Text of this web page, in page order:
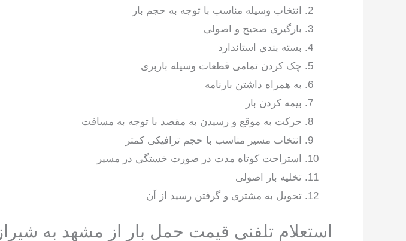
انتخاب وسیله مناسب با توجه به حجم بار
بارگیری صحیح و اصولی
بسته بندی استاندارد
چک کردن تمامی قطعات وسیله باربری
به همراه داشتن بارنامه
بیمه کردن بار
حرکت به موقع و رسیدن به مقصد با توجه به مسافت
انتخاب مسیر مناسب با حجم ترافیکی کمتر
استراحت کوتاه مدت در صورت خستگی در مسیر
تخلیه بار اصولی
تحویل به مشتری و گرفتن رسید از آن
استعلام تلفنی قیمت حمل بار از مشهد به شیراز